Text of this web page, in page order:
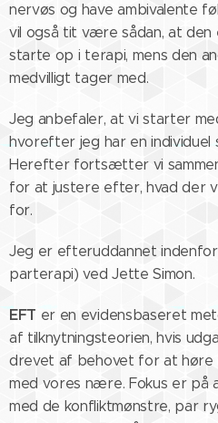
nervøs og have ambivalente
vil også tit være sådan, at
starte op i terapi, mens den
medvilligt tager med.
Jeg anbefaler, at vi starter
hvorefter jeg har en individuel
Herefter fortsætter vi
for at justere efter, hvad der
for.
Jeg er efteruddannet
parterapi) ved Jette Simon.
EFT er en evidensbaseret
af tilknytningsteorien, hvis
drevet af behovet for at
med vores nære. Fokus er på
med de konfliktmønstre, par